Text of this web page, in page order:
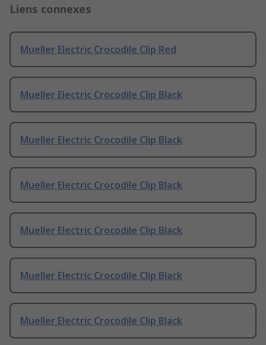
Liens connexes
Mueller Electric Crocodile Clip Red
Mueller Electric Crocodile Clip Black
Mueller Electric Crocodile Clip Black
Mueller Electric Crocodile Clip Black
Mueller Electric Crocodile Clip Black
Mueller Electric Crocodile Clip Black
Mueller Electric Crocodile Clip Black